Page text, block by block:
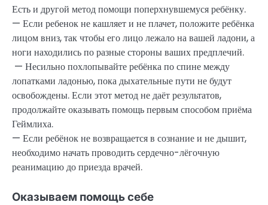
Есть и другой метод помощи поперхнувшемуся ребёнку.
— Если ребенок не кашляет и не плачет, положите ребёнка
лицом вниз, так чтобы его лицо лежало на вашей ладони, а
ноги находились по разные стороны ваших предплечий.
— Несильно похлопывайте ребёнка по спине между
лопатками ладонью, пока дыхательные пути не будут
освобождены. Если этот метод не даёт результатов,
продолжайте оказывать помощь первым способом приёма
Геймлиха.
— Если ребёнок не возвращается в сознание и не дышит,
необходимо начать проводить сердечно-лёгочную
реанимацию до приезда врачей.
Оказываем помощь себе